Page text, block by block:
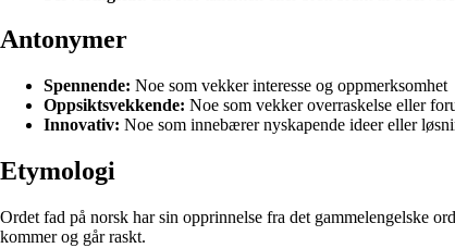
Antonymer
Spennende: Noe som vekker interesse og oppmerksomhet
Oppsiktsvekkende: Noe som vekker overraskelse eller
Innovativ: Noe som innebærer nyskapende ideer eller
Etymologi
Ordet fad på norsk har sin opprinnelse fra det gammelengelske
kommer og går raskt.